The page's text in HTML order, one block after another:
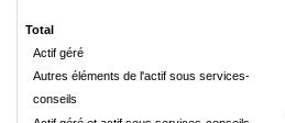
Total
Actif géré
Autres éléments de l'actif sous services-
conseils